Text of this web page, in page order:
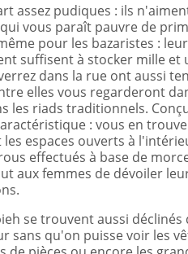
assez pudiques : ils
vous paraît pauvre de
pour les bazaristes :
suffisent à stocker mille et
dans la rue ont aussi
elles vous regarderont
les riads traditionnels.
: vous en
espaces ouverts à
effectués à base de
aux femmes de dévoiler
se trouvent aussi
sans qu'on puisse voir les